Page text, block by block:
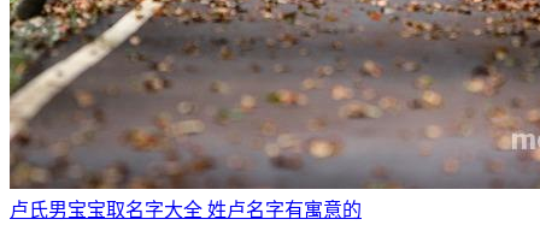
卢氏男宝宝取名字大全 姓卢名字有寓意的